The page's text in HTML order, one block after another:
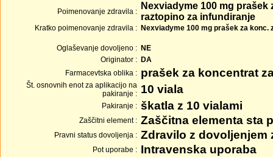
Poimenovanje zdravila :
Nexviadyme 100 mg prašek
raztopino za infundiranje
Kratko poimenovanje zdravila : Nexviadyme 100 mg prašek za konc.
Oglaševanje dovoljeno : NE
Originator : DA
Farmacevtska oblika : prašek za koncentrat
Št. osnovnih enot za aplikacijo na
pakiranje : 10 viala
Pakiranje : škatla z 10 vialami
Zaščitni element : Zaščitna elementa sta
Pravni status dovoljenja : Zdravilo z dovoljenjem
Pot uporabe : Intravenska uporaba